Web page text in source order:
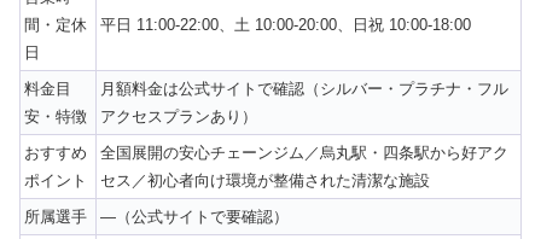
間・定休
日
平日 11:00-22:00、土 10:00-20:00、日祝 10:00-18:00
料金目
安・特徴
月額料金は公式サイトで確認（シルバー・プラチナ・フル
アクセスプランあり）
おすすめ
ポイント
全国展開の安心チェーンジム／烏丸駅・四条駅から好アク
セス／初心者向け環境が整備された清潔な施設
所属選手
—（公式サイトで要確認）